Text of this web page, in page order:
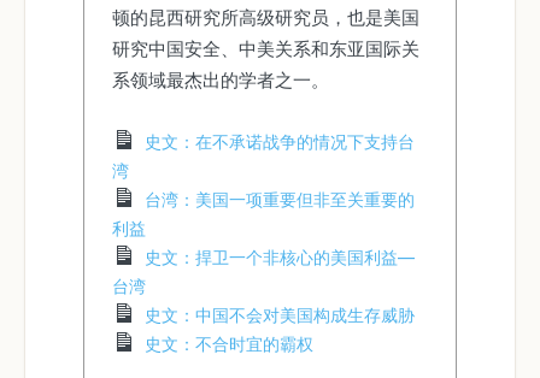
顿的昆西研究所高级研究员，也是美国
研究中国安全、中美关系和东亚国际关
系领域最杰出的学者之一。
史文：在不承诺战争的情况下支持台
湾
台湾：美国一项重要但非至关重要的
利益
史文：捍卫一个非核心的美国利益—
台湾
史文：中国不会对美国构成生存威胁
史文：不合时宜的霸权